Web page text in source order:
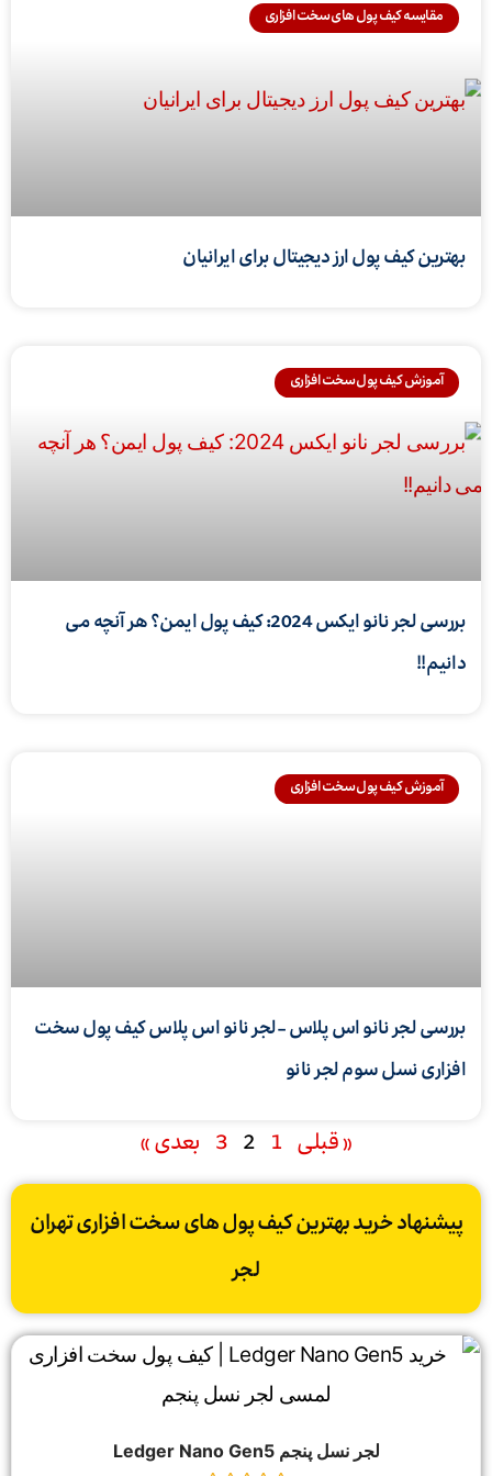
مقایسه کیف پول های سخت افزاری
بهترین کیف پول ارز دیجیتال برای ایرانیان
آموزش کیف پول سخت افزاری
بررسی لجر نانو ایکس 2024: کیف پول ایمن؟ هر آنچه می
دانیم!!
آموزش کیف پول سخت افزاری
بررسی لجر نانو اس پلاس -لجر نانو اس پلاس کیف پول سخت
افزاری نسل سوم لجر نانو
« قبلی 1
2
3 بعدی »
پیشنهاد خرید بهترین کیف پول های سخت افزاری تهران
لجر
لجر نسل پنجم Ledger Nano Gen5